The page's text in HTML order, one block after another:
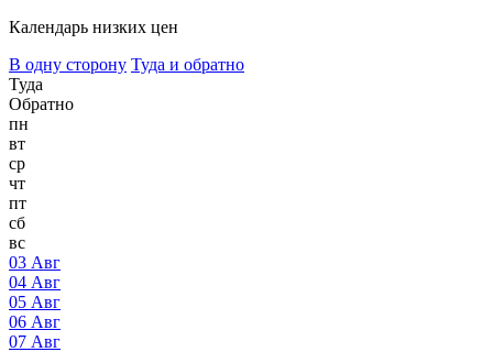
Календарь низких цен
В одну сторону Туда и обратно
Туда
Обратно
пн
вт
ср
чт
пт
сб
вс
03 Авг
04 Авг
05 Авг
06 Авг
07 Авг